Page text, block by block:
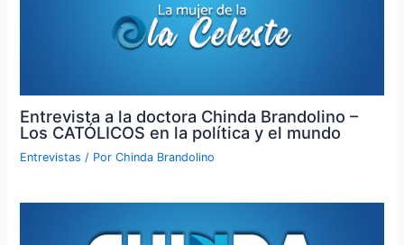
Entrevista a la doctora Chinda Brandolino –
Los CATÓLICOS en la política y el mundo
Entrevistas / PorChinda Brandolino